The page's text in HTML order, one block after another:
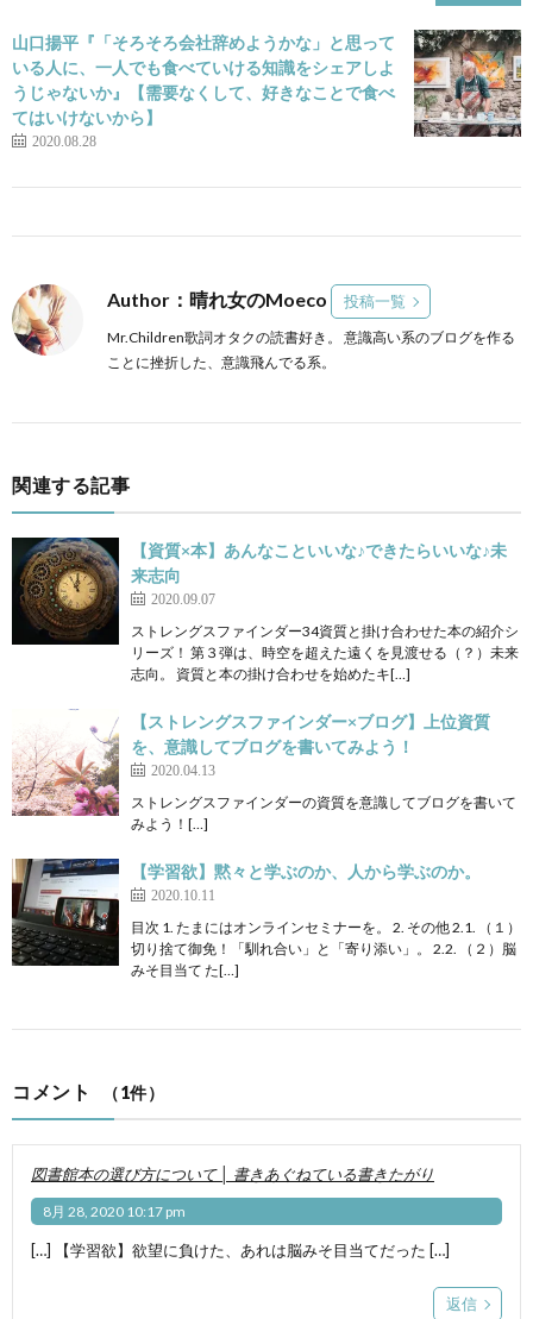
山口揚平『「そろそろ会社辞めようかな」と思って
いる人に、一人でも食べていける知識をシェアしよ
うじゃないか』【需要なくして、好きなことで食べ
てはいけないから】
2020.08.28
Author：晴れ女のMoeco 投稿一覧
Mr.Children歌詞オタクの読書好き。 意識高い系のブログを作る
ことに挫折した、意識飛んでる系。
関連する記事
【資質×本】あんなこといいな♪できたらいいな♪未
来志向
2020.09.07
ストレングスファインダー34資質と掛け合わせた本の紹介シ
リーズ！ 第３弾は、時空を超えた遠くを見渡せる（？）未来
志向。 資質と本の掛け合わせを始めたキ[…]
【ストレングスファインダー×ブログ】上位資質
を、意識してブログを書いてみよう！
2020.04.13
ストレングスファインダーの資質を意識してブログを書いて
みよう！[…]
【学習欲】黙々と学ぶのか、人から学ぶのか。
2020.10.11
目次 1. たまにはオンラインセミナーを。 2. その他 2.1. （１）
切り捨て御免！「馴れ合い」と「寄り添い」。 2.2. （２）脳
みそ目当て た[…]
コメント （1件）
図書館本の選び方について │ 書きあぐねている書きたがり
8月 28, 2020 10:17 pm
[…] 【学習欲】欲望に負けた、あれは脳みそ目当てだった […]
返信